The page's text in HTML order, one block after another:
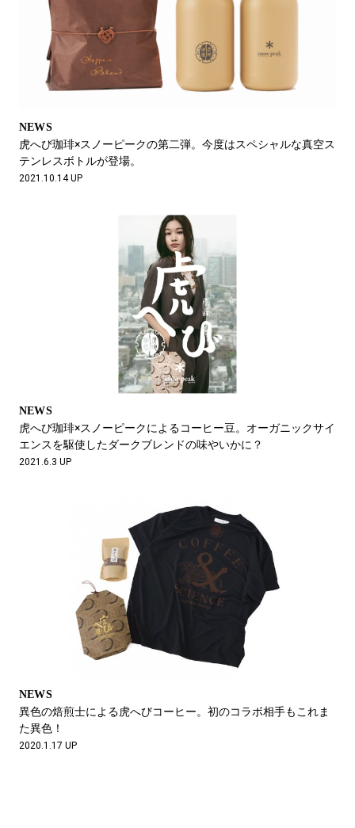
NEWS
虎へび珈琲×スノーピークの第二弾。今度はスペシャルな真空ス
テンレスボトルが登場。
2021.10.14 UP
NEWS
虎へび珈琲×スノーピークによるコーヒー豆。オーガニックサイ
エンスを駆使したダークブレンドの味やいかに？
2021.6.3 UP
NEWS
異色の焙煎士による虎へびコーヒー。初のコラボ相手もこれま
た異色！
2020.1.17 UP